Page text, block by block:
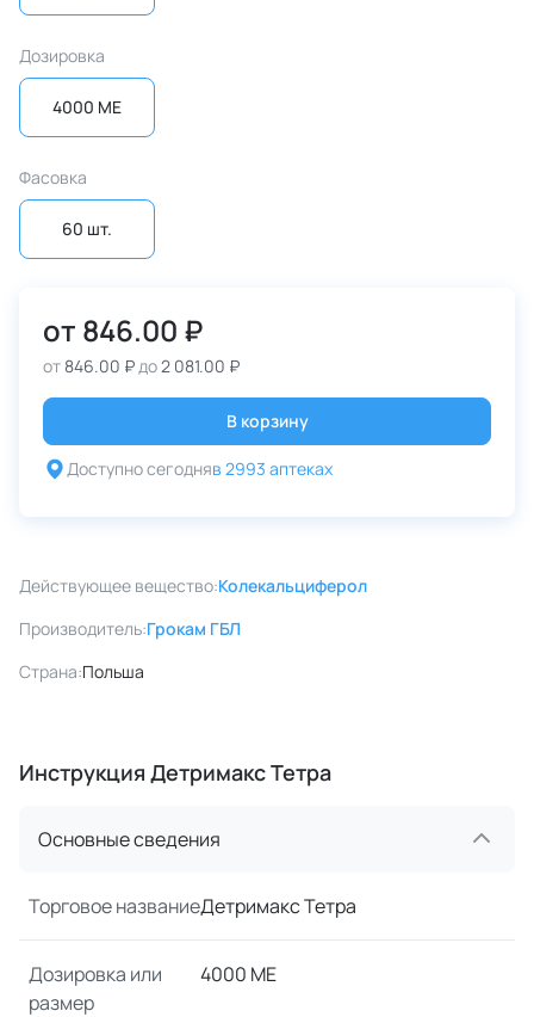
Дозировка
4000 МЕ
Фасовка
60 шт.
от 846.00 ₽
от 846.00 ₽до2 081.00 ₽
В корзину
Доступно сегодняв 2993 аптеках
Действующее вещество:Колекальциферол
Производитель:Грокам ГБЛ
Страна:Польша
Инструкция Детримакс Тетра
Основные сведения
Торговое названиеДетримакс Тетра
Дозировка или
размер
4000 МЕ